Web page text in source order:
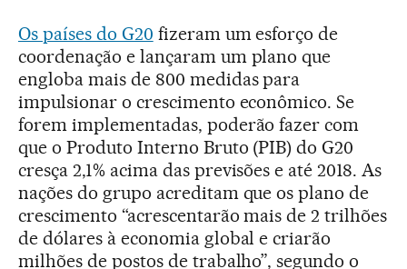
Os países do G20 fizeram um esforço de
coordenação e lançaram um plano que
engloba mais de 800 medidas para
impulsionar o crescimento econômico. Se
forem implementadas, poderão fazer com
que o Produto Interno Bruto (PIB) do G20
cresça 2,1% acima das previsões e até 2018. As
nações do grupo acreditam que os plano de
crescimento “acrescentarão mais de 2 trilhões
de dólares à economia global e criarão
milhões de postos de trabalho”, segundo o